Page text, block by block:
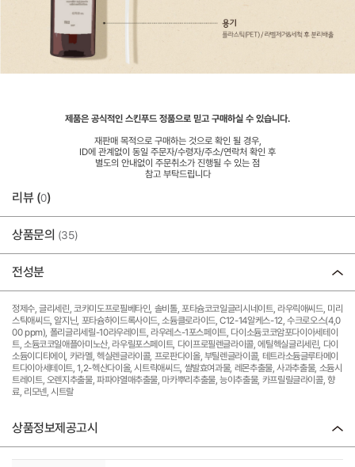
제품은 공식적인 스킨푸드 정품으로 믿고 구매하실 수 있습니다.
재판매 목적으로 구매하는 것으로 확인 될 경우,
ID에 관계없이 동일 주문자/수령자/주소/연락처 확인 후
별도의 안내없이 주문취소가 진행될 수 있는 점
참고 부탁드립니다
리뷰 (0)
상품문의 (35)
전성분
정제수, 글리세린, 코카미도프로필베타인, 솔비톨, 포타슘코코일글리시네이트, 라우릭애씨드, 미리
스틱애씨드, 알지닌, 포타슘하이드록사이드, 소듐클로라이드, C12-14알케스-12, 수크로오스(4,0
00 ppm), 폴리글리세릴-10라우레이트, 라우레스-1포스페이트, 다이소듐코코암포다이아세테이
트, 소듐코코일애플아미노산, 라우릴포스페이트, 다이프로필렌글라이콜, 에틸헥실글리세린, 다이
소듐이디티에이, 카라멜, 헥실렌글라이콜, 프로판다이올, 부틸렌글라이콜, 테트라소듐글루타메이
트다이아세테이트, 1,2-헥산다이올, 시트릭애씨드, 쌀발효여과물, 레몬추출물, 사과추출물, 소듐시
트레이트, 오렌지추출물, 파파야열매추출물, 마카뿌리추출물, 능이추출물, 카프릴릴글라이콜, 향
료, 리모넨, 시트랄
상품정보제공고시